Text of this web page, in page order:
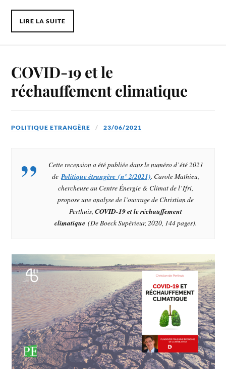
LIRE LA SUITE
COVID-19 et le
réchauffement climatique
POLITIQUE ETRANGÈRE 23/06/2021
Cette recension a été publiée dans le numéro d’été 2021
de Politique étrangère (n° 2/2021). Carole Mathieu,
chercheuse au Centre Énergie & Climat de l’Ifri,
propose une analyse de l’ouvrage de Christian de
Perthuis, COVID-19 et le réchauffement
climatique (De Boeck Supérieur, 2020, 144 pages).